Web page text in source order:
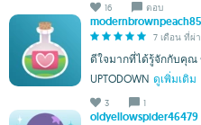
16 ตอบ
7 เดือน ที่ผ่
ดีใจมากที่ได้รู้จักกับคุณ
UPTODOWN ดูเพิ่มเติม
3 1
oldyellowspider46479